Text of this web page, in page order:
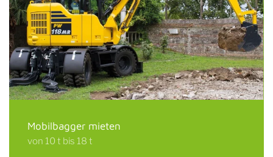
Mobilbagger mieten
von 10 t bis 18 t